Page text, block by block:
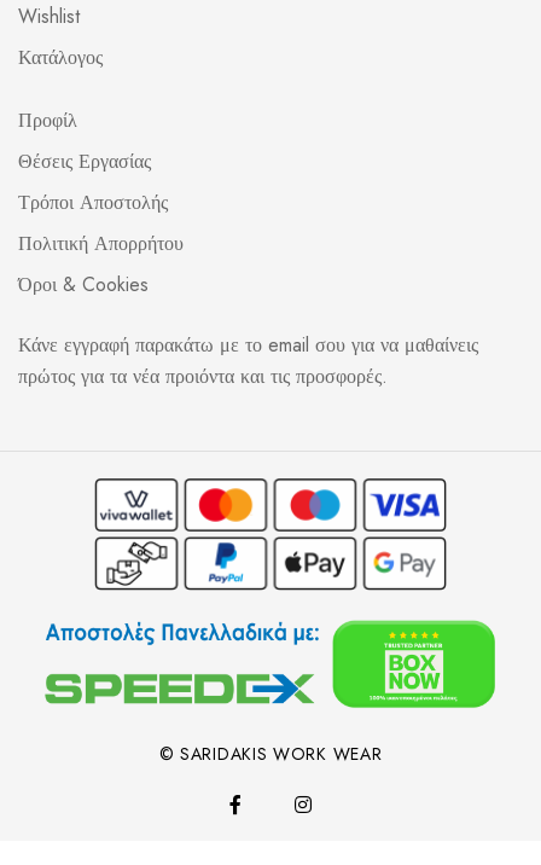
Wishlist
Κατάλογος
Προφίλ
Θέσεις Εργασίας
Τρόποι Αποστολής
Πολιτική Απορρήτου
Όροι & Cookies
Κάνε εγγραφή παρακάτω με το email σου για να μαθαίνεις
πρώτος για τα νέα προιόντα και τις προσφορές.
© SARIDAKIS WORK WEAR